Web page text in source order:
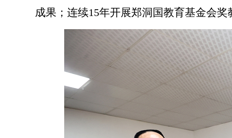
成果；连续15年开展郑洞国教育基金会奖